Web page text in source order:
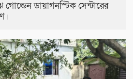
ডায়াগনস্টিক সেন্টারের